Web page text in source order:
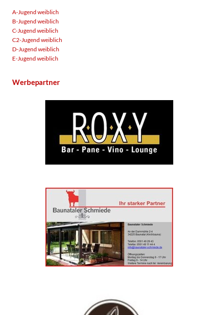
A-Jugend weiblich
B-Jugend weiblich
C-Jugend weiblich
C2-Jugend weiblich
D-Jugend weiblich
E-Jugend weiblich
Werbepartner